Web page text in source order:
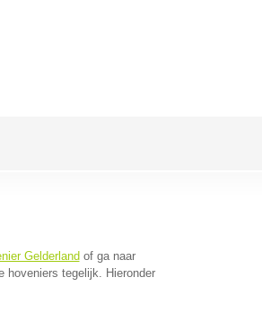
Gelderland of ga naar
hoveniers tegelijk. Hieronder